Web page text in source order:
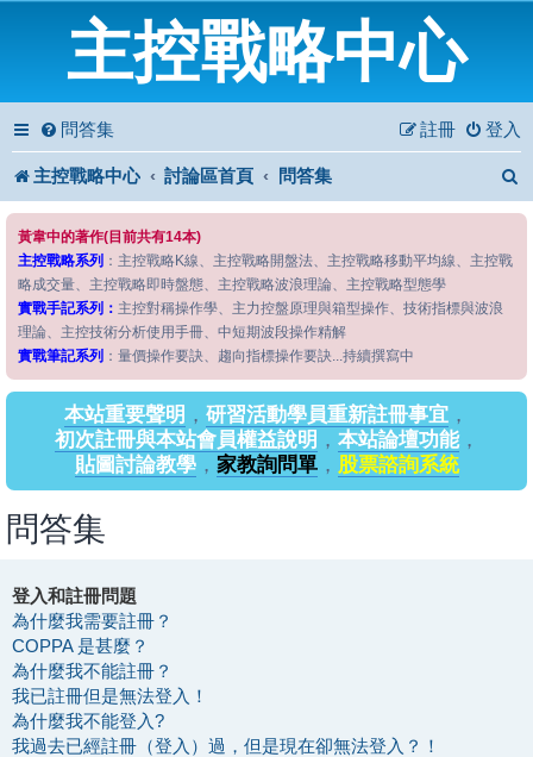
主控戰略中心
問答集 登入
註冊
主控戰略中心 討論區首頁 問答集
黃韋中的著作(目前共有14本)
主控戰略系列 ：主控戰略K線、主控戰略開盤法、主控戰略移動平均線、主控戰
略成交量、主控戰略即時盤態、主控戰略波浪理論、主控戰略型態學
實戰手記系列： 主控對稱操作學、主力控盤原理與箱型操作、技術指標與波浪
理論、主控技術分析使用手冊、中短期波段操作精解
實戰筆記系列 ：量價操作要訣、趨向指標操作要訣...持續撰寫中
本站重要聲明 ， 研習活動學員重新註冊事宜 ，
初次註冊與本站會員權益說明 ， 本站論壇功能，
貼圖討論教學， 家教詢問單， 股票諮詢系統
問答集
登入和註冊問題
為什麼我需要註冊？
COPPA 是甚麼？
為什麼我不能註冊？
我已註冊但是無法登入！
為什麼我不能登入?
我過去已經註冊（登入）過，但是現在卻無法登入？！